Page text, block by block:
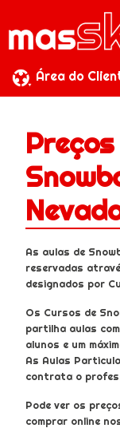
Área do
As aulas de
reservadas
designados por
Os Cursos de
partilha aulas
alunos e um
As Aulas
contrata o
Pode ver os
comprar online